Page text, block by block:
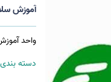
آموزش
واحد
دسته